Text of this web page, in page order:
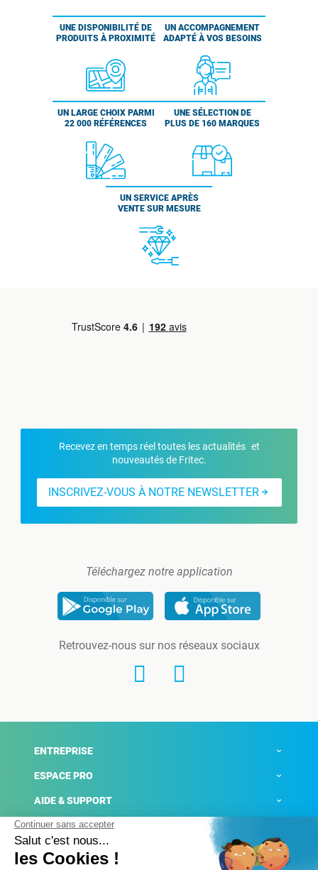
UNE DISPONIBILITÉ DE
PRODUITS À PROXIMITÉ
UN ACCOMPAGNEMENT
ADAPTÉ À VOS BESOINS
UN LARGE CHOIX PARMI
22 000 RÉFÉRENCES
UNE SÉLECTION DE
PLUS DE 160 MARQUES
UN SERVICE APRÈS
VENTE SUR MESURE
Recevez en temps réel toutes les actualités et
nouveautés de Fritec.
INSCRIVEZ-VOUS À NOTRE NEWSLETTER
Téléchargez notre application
Retrouvez-nous sur nos réseaux sociaux
ENTREPRISE
ESPACE PRO
AIDE & SUPPORT
ACTUALITÉS